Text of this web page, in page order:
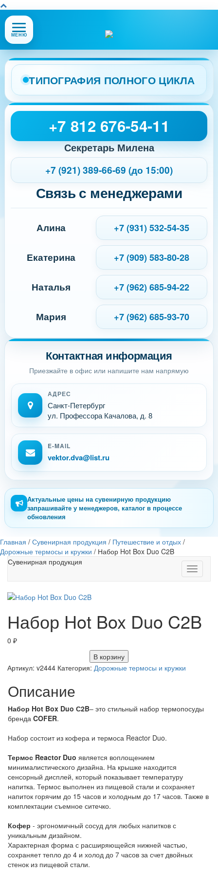
Открыть
или
меню
сайта
МЕНЮ
ТИПОГРАФИЯ ПОЛНОГО ЦИКЛА
Контактная информация
Приезжайте в офис или напишите нам напрямую
АДРЕС
Санкт-Петербург
ул. Профессора Качалова, д. 8
E-MAIL
vektor.dva@list.ru
+7 812 676-54-11
Секретарь Милена
+7 (921) 389-66-69 (до 15:00)
Связь с менеджерами
Алина +7 (931) 532-54-35
Екатерина +7 (909) 583-80-28
Наталья +7 (962) 685-94-22
Мария +7 (962) 685-93-70
Актуальные цены на сувенирную продукцию
запрашивайте у менеджеров, каталог в процессе
обновления
Главная / Сувенирная продукция / Путешествие и отдых /
Дорожные термосы и кружки / Набор Hot Box Duo C2B
Toggle
Сувенирная продукция
Набор Hot Box Duo C2B
0 ₽
В корзину
Артикул: v2444 Категория: Дорожные термосы и кружки
Описание
Набор Hot Box Duo С2B– это стильный набор термопосуды
бренда COFER.
Набор состоит из кофера и термоса Reactor Duo.
Термос Reactor Duo является воплощением
минималистического дизайна. На крышке находится
сенсорный дисплей, который показывает температуру
напитка. Термос выполнен из пищевой стали и сохраняет
напиток горячим до 15 часов и холодным до 17 часов. Также в
комплектации съемное ситечко.
Кофер - эргономичный сосуд для любых напитков с
уникальным дизайном.
Характерная форма с расширяющейся нижней частью,
сохраняет тепло до 4 и холод до 7 часов за счет двойных
стенок из пищевой стали.